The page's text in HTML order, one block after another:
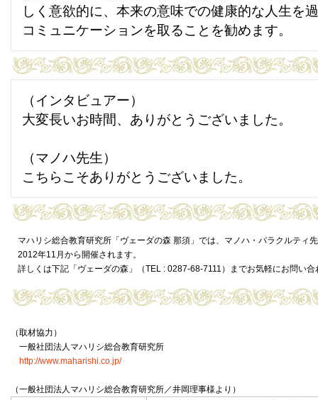
しく意欲的に、本来の意味での健康的な人生を
コミュニケーションを取ることを勧めます。
（インタビュアー）
大変長いお時間、ありがとうございました。
（マノハ先生）
こちらこそありがとうございました。
マハリシ総合教育研究所「ヴェーダの森 那須」では、マノハ・パラクルティ
2012年11月から開催されます。
詳しくは下記「ヴェーダの森」（TEL : 0287-68-7111）までお気軽にお問い合
（取材協力）
一般社団法人マハリシ総合教育研究所
http://www.maharishi.co.jp/
（一般社団法人マハリシ総合教育研究所／井岡理事様より）